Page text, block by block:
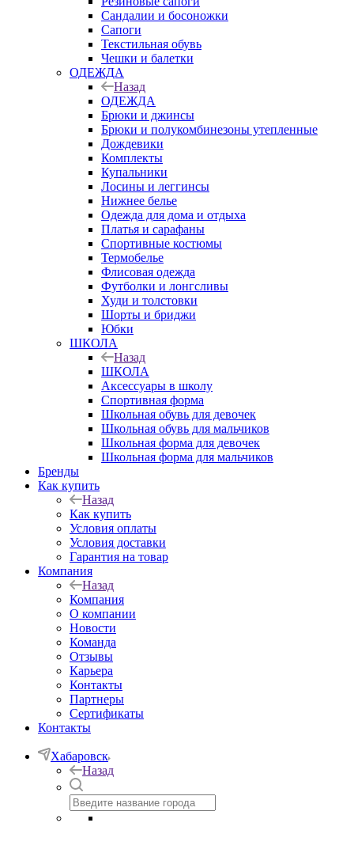
Сандалии и босоножки
Сапоги
Текстильная обувь
Чешки и балетки
ОДЕЖДА
Назад
ОДЕЖДА
Брюки и джинсы
Брюки и полукомбинезоны утепленные
Дождевики
Комплекты
Купальники
Лосины и леггинсы
Нижнее белье
Одежда для дома и отдыха
Платья и сарафаны
Спортивные костюмы
Термобелье
Флисовая одежда
Футболки и лонгсливы
Худи и толстовки
Шорты и бриджи
Юбки
ШКОЛА
Назад
ШКОЛА
Аксессуары в школу
Спортивная форма
Школьная обувь для девочек
Школьная обувь для мальчиков
Школьная форма для девочек
Школьная форма для мальчиков
Бренды
Как купить
Назад
Как купить
Условия оплаты
Условия доставки
Гарантия на товар
Компания
Назад
Компания
О компании
Новости
Команда
Отзывы
Карьера
Контакты
Партнеры
Сертификаты
Контакты
Хабаровск
Назад